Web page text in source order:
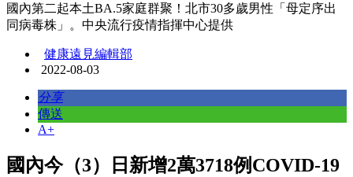
國內第二起本土BA.5家庭群聚！北市30多歲男性「母定序出
同病毒株」。中央流行疫情指揮中心提供
健康遠見編輯部
2022-08-03
分享
傳送
A+
國內今（3）日新增2萬3718例COVID-19